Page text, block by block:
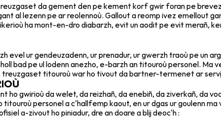
da gement den pe kement korf gwir foran pe
al lezenn pe ar reolennoù. Gallout a reomp ivez emellout
ha mont-en-dro diabarzh, evit un aodit pe evit merañ,
evel ur gendeuzadenn, ur prenadur, ur gwerzh traoù pe un
bad pe ul lodenn anezho, e-barzh an titouroù personel.
titouroù war ho tivout da bartner-termenet ar
ho gwirioù da welet, da reizhañ, da enebiñ, da ziverkañ, da
titouroù personel a c'hallfemp kaout, en ur dgas ur goulenn
a-zivout ho piniadur, dre an doare a blij deoc'h :